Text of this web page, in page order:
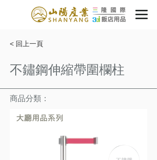
< 回上一頁
不鏽鋼伸縮帶圍欄柱
商品分類：